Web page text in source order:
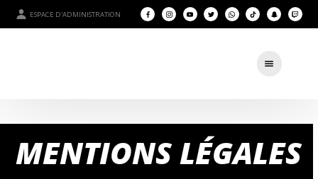
ESPACE D'ADMINISTRATION
MENTIONS LÉGALES